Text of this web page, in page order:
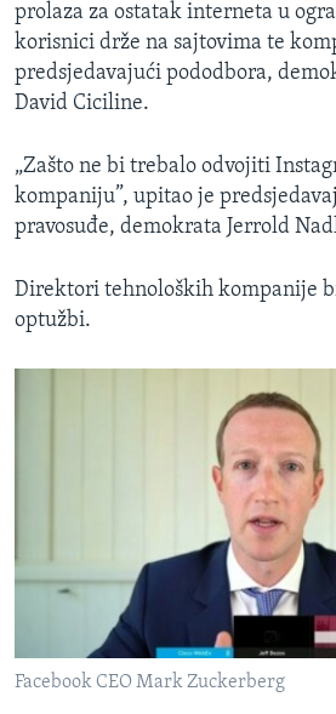
prolaza za ostatak interneta u
korisnici drže na sajtovima te
predsjedavajući pododbora,
David Ciciline.
„Zašto ne bi trebalo odvojiti
kompaniju”, upitao je
pravosuđe, demokrata Jerrold
Direktori tehnoloških kompanije
optužbi.
Facebook CEO Mark Zuckerberg